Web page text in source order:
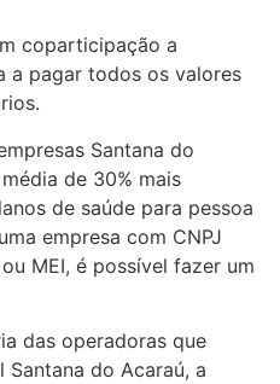
coparticipação a
a pagar todos os valores
Santana do
de 30% mais
de saúde para pessoa
empresa com CNPJ
MEI, é possível fazer um
das operadoras que
do Acaraú, a